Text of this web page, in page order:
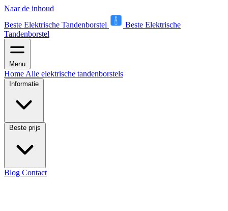
Naar de inhoud
Beste Elektrische Tandenborstel
Beste Elektrische
Tandenborstel
Menu
Home Alle elektrische tandenborstels
Informatie
Beste prijs
Blog Contact